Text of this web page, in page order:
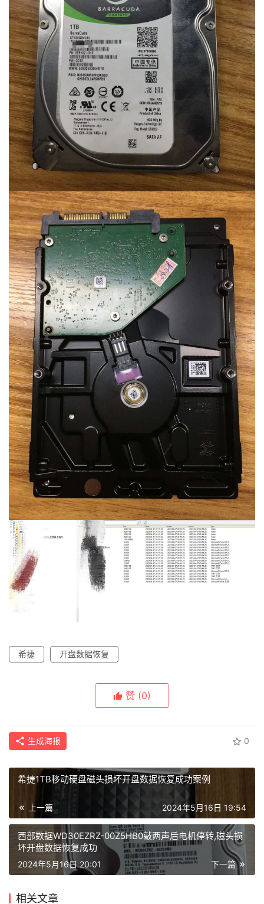
页
恢
复
功
案
例
术
希捷 开盘数据恢复
赞 (0)
生成海报 0
希捷1TB移动硬盘磁头损坏开盘数据恢复成功案例
上一篇 2024年5月16日 19:54
西部数据WD30EZRZ-00Z5HB0敲两声后电机停转,磁头损
坏开盘数据恢复成功
下一篇
2024年5月16日 20:01
相关文章